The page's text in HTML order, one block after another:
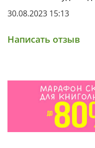
30.08.2023 15:13
Написать отзыв